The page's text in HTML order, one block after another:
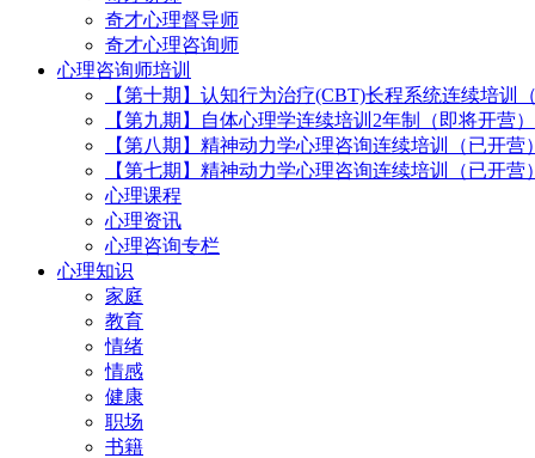
奇才心理督导师
奇才心理咨询师
心理咨询师培训
【第十期】认知行为治疗(CBT)长程系统连续培训
【第九期】自体心理学连续培训2年制（即将开营）
【第八期】精神动力学心理咨询连续培训（已开营）
【第七期】精神动力学心理咨询连续培训（已开营）
心理课程
心理资讯
心理咨询专栏
心理知识
家庭
教育
情绪
情感
健康
职场
书籍